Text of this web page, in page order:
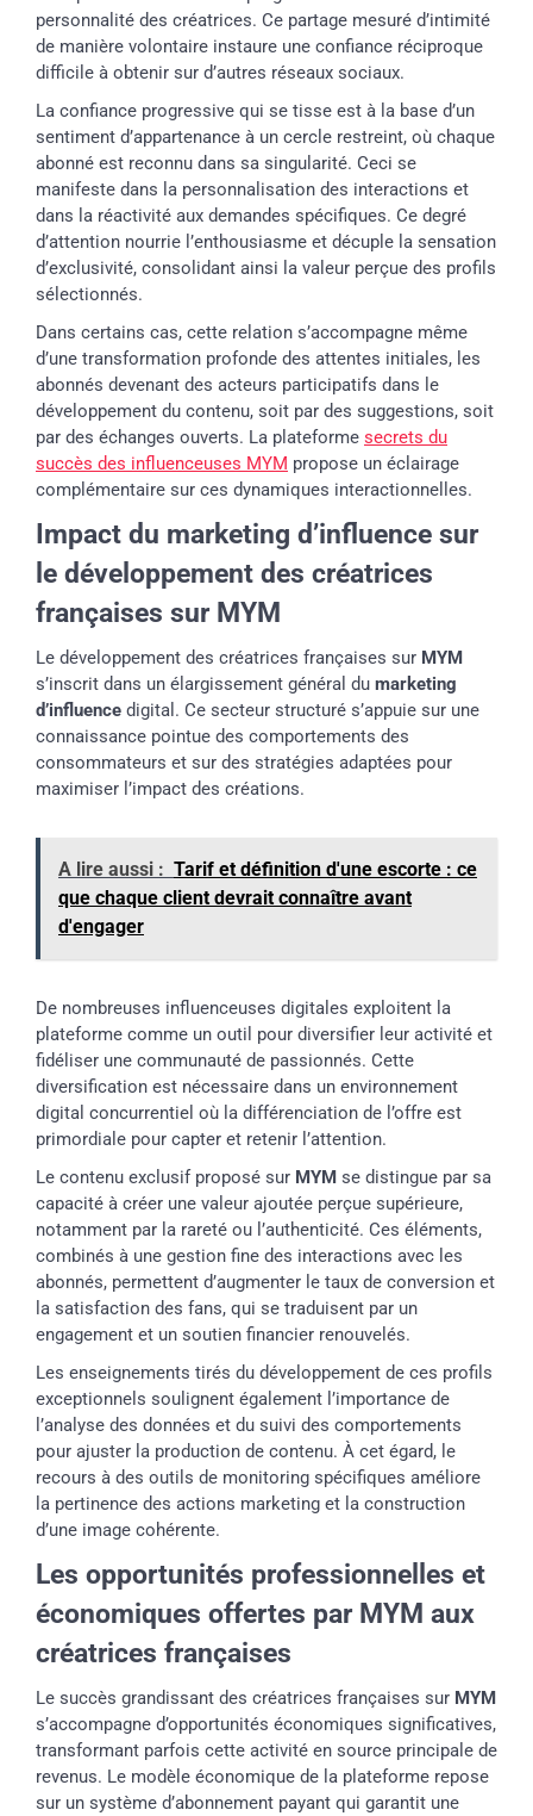
personnalité des créatrices. Ce partage mesuré d’intimité
de manière volontaire instaure une confiance réciproque
difficile à obtenir sur d’autres réseaux sociaux.
La confiance progressive qui se tisse est à la base d’un
sentiment d’appartenance à un cercle restreint, où chaque
abonné est reconnu dans sa singularité. Ceci se
manifeste dans la personnalisation des interactions et
dans la réactivité aux demandes spécifiques. Ce degré
d’attention nourrie l’enthousiasme et décuple la sensation
d’exclusivité, consolidant ainsi la valeur perçue des profils
sélectionnés.
Dans certains cas, cette relation s’accompagne même
d’une transformation profonde des attentes initiales, les
abonnés devenant des acteurs participatifs dans le
développement du contenu, soit par des suggestions, soit
par des échanges ouverts. La plateforme secrets du
succès des influenceuses MYM propose un éclairage
complémentaire sur ces dynamiques interactionnelles.
Impact du marketing d’influence sur
le développement des créatrices
françaises sur MYM
Le développement des créatrices françaises sur MYM
s’inscrit dans un élargissement général du marketing
d’influence digital. Ce secteur structuré s’appuie sur une
connaissance pointue des comportements des
consommateurs et sur des stratégies adaptées pour
maximiser l’impact des créations.
A lire aussi : Tarif et définition d'une escorte : ce
que chaque client devrait connaître avant
d'engager
De nombreuses influenceuses digitales exploitent la
plateforme comme un outil pour diversifier leur activité et
fidéliser une communauté de passionnés. Cette
diversification est nécessaire dans un environnement
digital concurrentiel où la différenciation de l’offre est
primordiale pour capter et retenir l’attention.
Le contenu exclusif proposé sur MYM se distingue par sa
capacité à créer une valeur ajoutée perçue supérieure,
notamment par la rareté ou l’authenticité. Ces éléments,
combinés à une gestion fine des interactions avec les
abonnés, permettent d’augmenter le taux de conversion et
la satisfaction des fans, qui se traduisent par un
engagement et un soutien financier renouvelés.
Les enseignements tirés du développement de ces profils
exceptionnels soulignent également l’importance de
l’analyse des données et du suivi des comportements
pour ajuster la production de contenu. À cet égard, le
recours à des outils de monitoring spécifiques améliore
la pertinence des actions marketing et la construction
d’une image cohérente.
Les opportunités professionnelles et
économiques offertes par MYM aux
créatrices françaises
Le succès grandissant des créatrices françaises sur MYM
s’accompagne d’opportunités économiques significatives,
transformant parfois cette activité en source principale de
revenus. Le modèle économique de la plateforme repose
sur un système d’abonnement payant qui garantit une